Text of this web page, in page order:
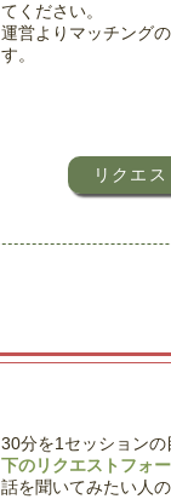
てください。
運営より マッチングの
す。
リクエ
30分を1セッションの
下のリクエストフォ
話を聞いてみたい人